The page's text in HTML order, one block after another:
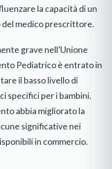
la capacità di un
del medico prescrittore.
grave nell’Unione
Pediatrico è entrato in
il basso livello di
specifici per i bambini.
abbia migliorato la
significative nei
in commercio.